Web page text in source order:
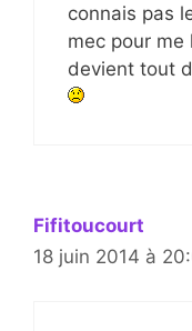
connais pas
mec pour me
devient tout
Fifitoucourt
18 juin 2014 à